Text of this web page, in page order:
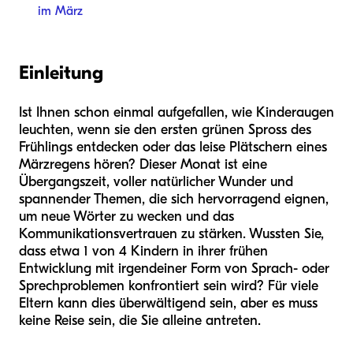
im März
Einleitung
Ist Ihnen schon einmal aufgefallen, wie Kinderaugen
leuchten, wenn sie den ersten grünen Spross des
Frühlings entdecken oder das leise Plätschern eines
Märzregens hören? Dieser Monat ist eine
Übergangszeit, voller natürlicher Wunder und
spannender Themen, die sich hervorragend eignen,
um neue Wörter zu wecken und das
Kommunikationsvertrauen zu stärken. Wussten Sie,
dass etwa 1 von 4 Kindern in ihrer frühen
Entwicklung mit irgendeiner Form von Sprach- oder
Sprechproblemen konfrontiert sein wird? Für viele
Eltern kann dies überwältigend sein, aber es muss
keine Reise sein, die Sie alleine antreten.